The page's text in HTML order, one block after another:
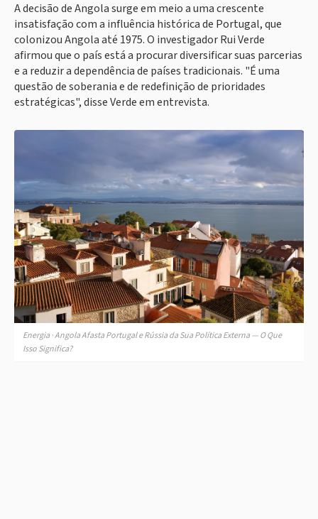
A decisão de Angola surge em meio a uma crescente
insatisfação com a influência histórica de Portugal, que
colonizou Angola até 1975. O investigador Rui Verde
afirmou que o país está a procurar diversificar suas parcerias
e a reduzir a dependência de países tradicionais. "É uma
questão de soberania e de redefinição de prioridades
estratégicas", disse Verde em entrevista.
Energia · Angola Afasta Portugal e Rússia da Sua Política Externa — O Que
Isso Significa?